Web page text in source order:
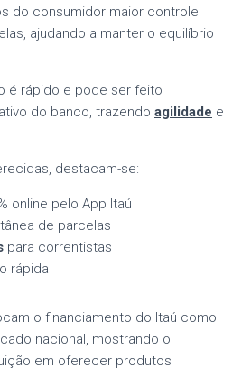
do consumidor maior controle
ajudando a manter o equilíbrio
é rápido e pode ser feito
do banco, trazendo agilidade e
destacam-se:
online pelo App Itaú
de parcelas
para correntistas
rápida
o financiamento do Itaú como
nacional, mostrando o
em oferecer produtos